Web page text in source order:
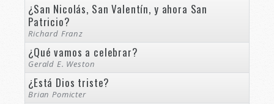
¿San Nicolás, San Valentín, y ahora San
Patricio?
Richard Franz
¿Qué vamos a celebrar?
Gerald E. Weston
¿Está Dios triste?
Brian Pomicter